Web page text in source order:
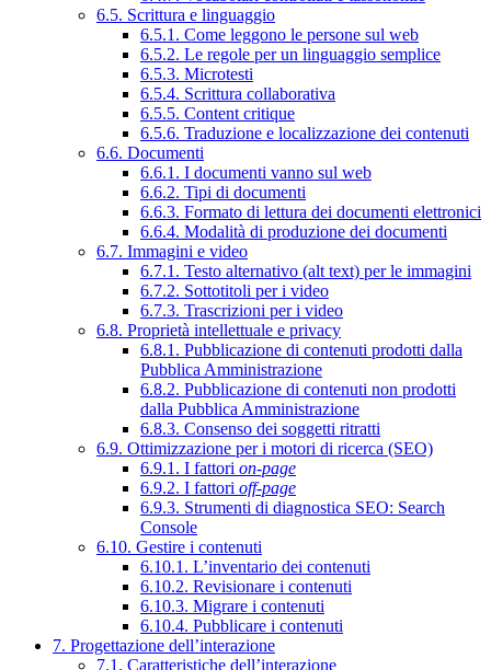
6.5. Scrittura e linguaggio
6.5.1. Come leggono le persone sul web
6.5.2. Le regole per un linguaggio semplice
6.5.3. Microtesti
6.5.4. Scrittura collaborativa
6.5.5. Content critique
6.5.6. Traduzione e localizzazione dei contenuti
6.6. Documenti
6.6.1. I documenti vanno sul web
6.6.2. Tipi di documenti
6.6.3. Formato di lettura dei documenti elettronici
6.6.4. Modalità di produzione dei documenti
6.7. Immagini e video
6.7.1. Testo alternativo (alt text) per le immagini
6.7.2. Sottotitoli per i video
6.7.3. Trascrizioni per i video
6.8. Proprietà intellettuale e privacy
6.8.1. Pubblicazione di contenuti prodotti dalla
Pubblica Amministrazione
6.8.2. Pubblicazione di contenuti non prodotti
dalla Pubblica Amministrazione
6.8.3. Consenso dei soggetti ritratti
6.9. Ottimizzazione per i motori di ricerca (SEO)
6.9.1. I fattori on-page
6.9.2. I fattori off-page
6.9.3. Strumenti di diagnostica SEO: Search
Console
6.10. Gestire i contenuti
6.10.1. L’inventario dei contenuti
6.10.2. Revisionare i contenuti
6.10.3. Migrare i contenuti
6.10.4. Pubblicare i contenuti
7. Progettazione dell’interazione
7.1. Caratteristiche dell’interazione